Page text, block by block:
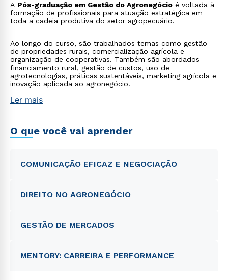
A Pós-graduação em Gestão do Agronegócio é voltada à
formação de profissionais para atuação estratégica em
toda a cadeia produtiva do setor agropecuário.
Ao longo do curso, são trabalhados temas como gestão
de propriedades rurais, comercialização agrícola e
organização de cooperativas. Também são abordados
financiamento rural, gestão de custos, uso de
agrotecnologias, práticas sustentáveis, marketing agrícola e
inovação aplicada ao agronegócio.
Ler mais
O que você vai aprender
COMUNICAÇÃO EFICAZ E NEGOCIAÇÃO
DIREITO NO AGRONEGÓCIO
GESTÃO DE MERCADOS
MENTORY: CARREIRA E PERFORMANCE